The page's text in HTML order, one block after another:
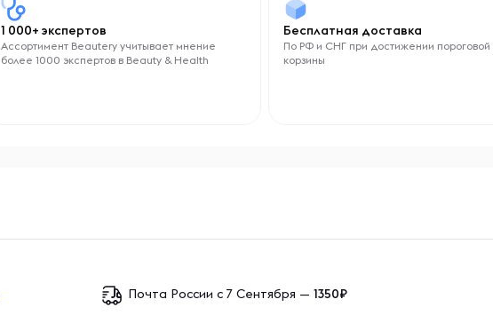
1 000+ экспертов
Ассортимент Beautery учитывает мнение
более 1000 экспертов в Beauty & Health
Бесплатная доставка
По РФ и СНГ при достижении
корзины
Почта России с 7 Сентября —1350₽